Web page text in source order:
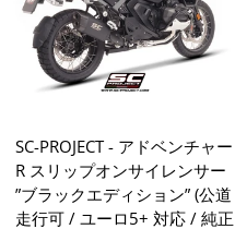
SC-PROJECT - アドベンチャー
R スリップオンサイレンサー
”ブラックエディション” (公道
走行可 / ユーロ5+ 対応 / 純正